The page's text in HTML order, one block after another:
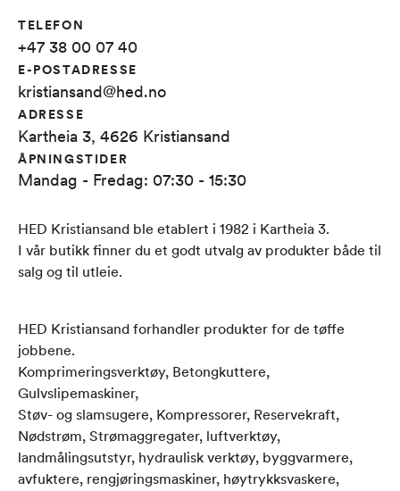
TELEFON
+47 38 00 07 40
E-POSTADRESSE
kristiansand@hed.no
ADRESSE
Kartheia 3, 4626 Kristiansand
ÅPNINGSTIDER
Mandag - Fredag: 07:30 - 15:30
HED Kristiansand ble etablert i 1982 i Kartheia 3.​
I vår butikk finner du et godt utvalg av produkter både til
salg og til utleie.
HED Kristiansand forhandler produkter for de tøffe
jobbene.​
Komprimeringsverktøy, Betongkuttere,
Gulvslipemaskiner,​
Støv- og slamsugere, Kompressorer, Reservekraft,
Nødstrøm, Strømaggregater, luftverktøy,
landmålingsutstyr, hydraulisk verktøy, byggvarmere,
avfuktere, rengjøringsmaskiner, høytrykksvaskere,